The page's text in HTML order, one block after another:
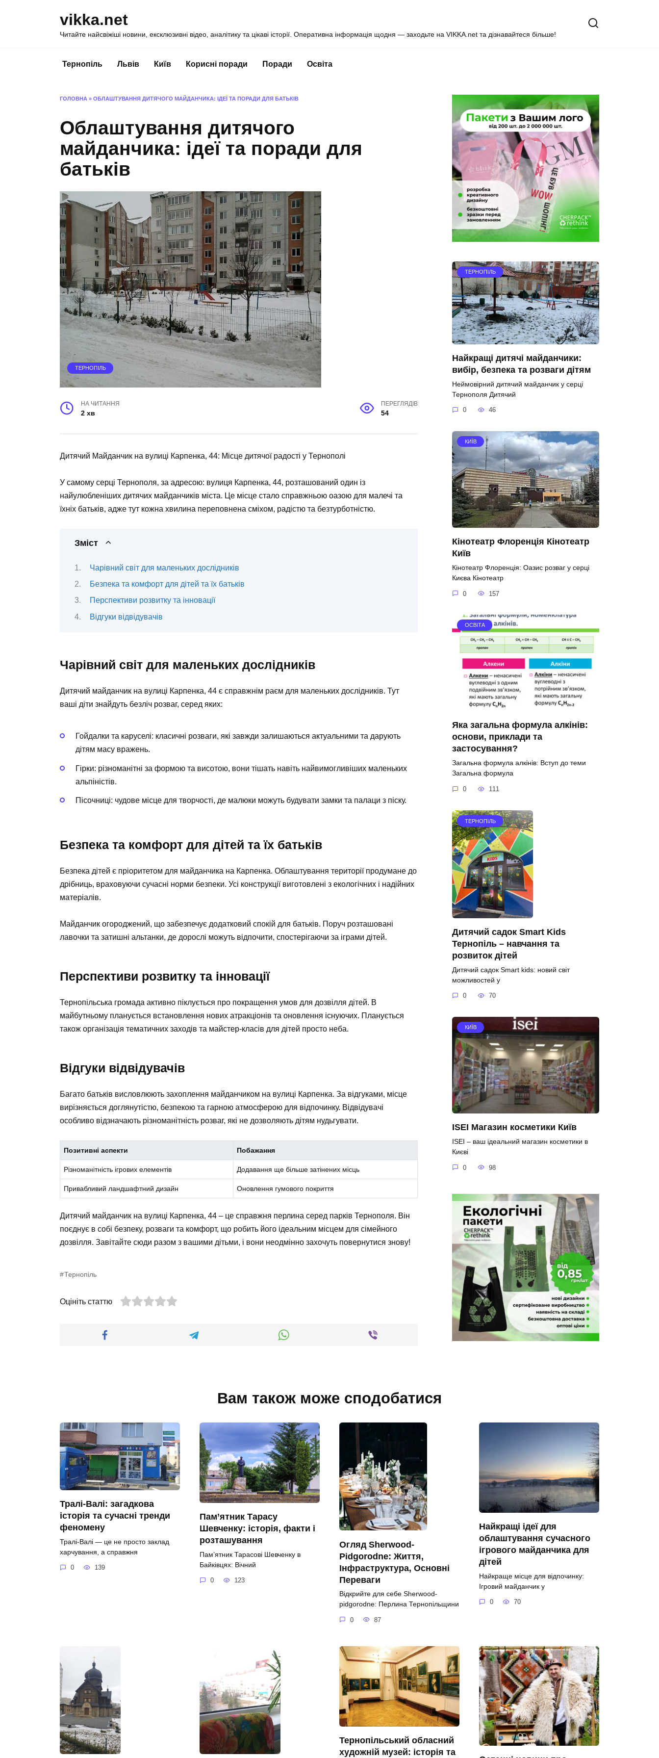
vikka.net
Читайте найсвіжіші новини, ексклюзивні відео, аналітику та цікаві історії. Оперативна інформація щодня — заходьте на VIKKA.net та дізнавайтеся більше!
Тернопіль Львів Київ Корисні поради Поради Освіта
ГОЛОВНА » ОБЛАШТУВАННЯ ДИТЯЧОГО МАЙДАНЧИКА: ІДЕЇ ТА ПОРАДИ ДЛЯ БАТЬКІВ
Облаштування дитячого
майданчика: ідеї та поради для
батьків
ТЕРНОПІЛЬ
НА ЧИТАННЯ
2 хв
ПЕРЕГЛЯДІВ
54
Дитячий Майданчик на вулиці Карпенка, 44: Місце дитячої радості у Тернополі
У самому серці Тернополя, за адресою: вулиця Карпенка, 44, розташований один із
найулюбленіших дитячих майданчиків міста. Це місце стало справжньою оазою для малечі та
їхніх батьків, адже тут кожна хвилина переповнена сміхом, радістю та безтурботністю.
Зміст
Чарівний світ для маленьких дослідників
Безпека та комфорт для дітей та їх батьків
Перспективи розвитку та інновації
Відгуки відвідувачів
Чарівний світ для маленьких дослідників
Дитячий майданчик на вулиці Карпенка, 44 є справжнім раєм для маленьких дослідників. Тут
ваші діти знайдуть безліч розваг, серед яких:
Гойдалки та каруселі: класичні розваги, які завжди залишаються актуальними та дарують
дітям масу вражень.
Гірки: різноманітні за формою та висотою, вони тішать навіть найвимогливіших маленьких
альпіністів.
Пісочниці: чудове місце для творчості, де малюки можуть будувати замки та палаци з піску.
Безпека та комфорт для дітей та їх батьків
Безпека дітей є пріоритетом для майданчика на Карпенка. Облаштування території продумане до
дрібниць, враховуючи сучасні норми безпеки. Усі конструкції виготовлені з екологічних і надійних
матеріалів.
Майданчик огороджений, що забезпечує додатковий спокій для батьків. Поруч розташовані
лавочки та затишні альтанки, де дорослі можуть відпочити, спостерігаючи за іграми дітей.
Перспективи розвитку та інновації
Тернопільська громада активно піклується про покращення умов для дозвілля дітей. В
майбутньому планується встановлення нових атракціонів та оновлення існуючих. Планується
також організація тематичних заходів та майстер-класів для дітей просто неба.
Відгуки відвідувачів
Багато батьків висловлюють захоплення майданчиком на вулиці Карпенка. За відгуками, місце
вирізняється доглянутістю, безпекою та гарною атмосферою для відпочинку. Відвідувачі
особливо відзначають різноманітність розваг, які не дозволяють дітям нудьгувати.
Позитивні аспекти Побажання
Різноманітність ігрових елементів Додавання ще більше затінених місць
Привабливий ландшафтний дизайн Оновлення гумового покриття
Дитячий майданчик на вулиці Карпенка, 44 – це справжня перлина серед парків Тернополя. Він
поєднує в собі безпеку, розваги та комфорт, що робить його ідеальним місцем для сімейного
дозвілля. Завітайте сюди разом з вашими дітьми, і вони неодмінно захочуть повернутися знову!
Тернопіль
Оцініть статтю
ТЕРНОПІЛЬ
Найкращі дитячі майданчики:
вибір, безпека та розваги дітям
Неймовірний дитячий майданчик у серці
Тернополя Дитячий
0 46
КИЇВ
Кінотеатр Флоренція Кінотеатр
Київ
Кінотеатр Флоренція: Оазис розваг у серці
Києва Кінотеатр
0 157
ОСВІТА
Яка загальна формула алкінів:
основи, приклади та
застосування?
Загальна формула алкінів: Вступ до теми
Загальна формула
0 111
ТЕРНОПІЛЬ
Дитячий садок Smart Kids
Тернопіль – навчання та
розвиток дітей
Дитячий садок Smart kids: новий світ
можливостей у
0 70
КИЇВ
ISEI Магазин косметики Київ
ISEI – ваш ідеальний магазин косметики в
Києві
0 98
Вам також може сподобатися
Тралі-Валі: загадкова
історія та сучасні тренди
феномену
Тралі-Валі — це не просто заклад
харчування, а справжня
0 139
Пам’ятник Тарасу
Шевченку: історія, факти і
розташування
Пам’ятник Тарасові Шевченку в
Байківцях: Вічний
0 123
Огляд Sherwood-
Pidgorodne: Життя,
Інфраструктура, Основні
Переваги
Відкрийте для себе Sherwood-
pidgorodne: Перлина Тернопільщини
0 87
Найкращі ідеї для
облаштування сучасного
ігрового майданчика для
дітей
Найкраще місце для відпочинку:
Ігровий майданчик у
0 70
Тернопільський обласний
художній музей: історія та